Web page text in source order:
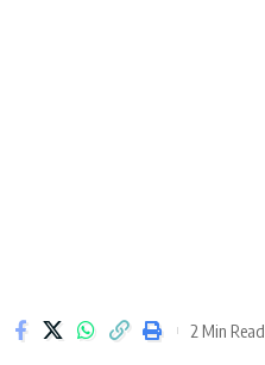
2 Min Read